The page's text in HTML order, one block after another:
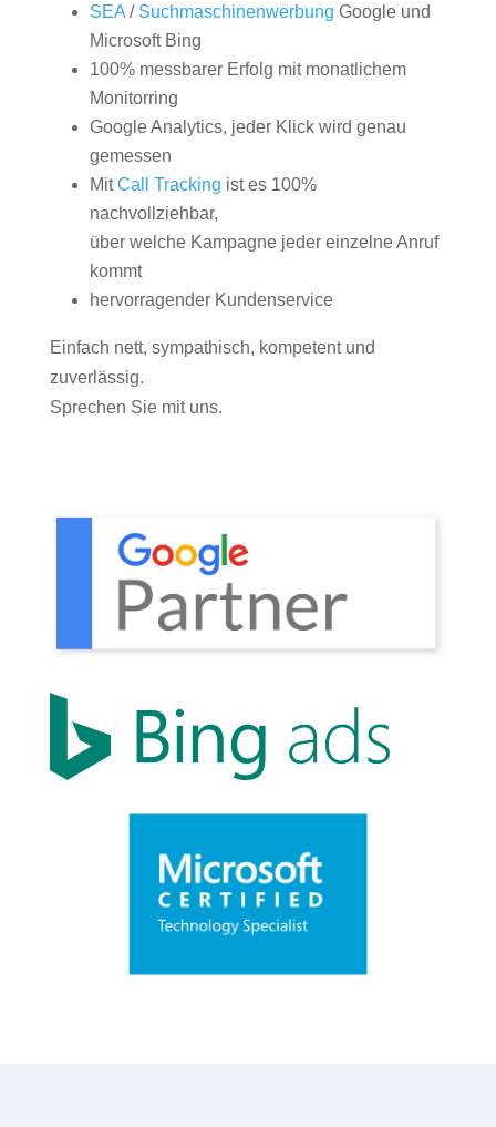
SEA/ Suchmaschinenwerbung Google und
Microsoft Bing
100% messbarer Erfolg mit monatlichem
Monitorring
Google Analytics, jeder Klick wird genau
gemessen
MitCall Tracking ist es 100%
nachvollziehbar,
über welche Kampagne jeder einzelne Anruf
kommt
hervorragender Kundenservice
Einfach nett, sympathisch, kompetent und
zuverlässig.
Sprechen Sie mit uns.